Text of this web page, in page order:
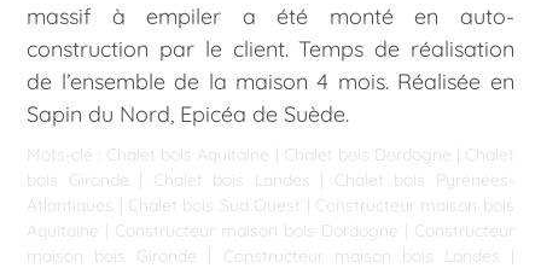
massif à empiler a été monté en auto-
construction par le client. Temps de réalisation
de l’ensemble de la maison 4 mois. Réalisée en
Sapin du Nord, Epicéa de Suède.
Mots-clé : Chalet bois Aquitaine | Chalet bois Dordogne | Chalet
bois Gironde | Chalet bois Landes | Chalet bois Pyrénées-
Atlantiques | Chalet bois Sud Ouest | Constructeur maison bois
Aquitaine | Constructeur maison bois Dordogne | Constructeur
maison bois Gironde | Constructeur maison bois Landes |